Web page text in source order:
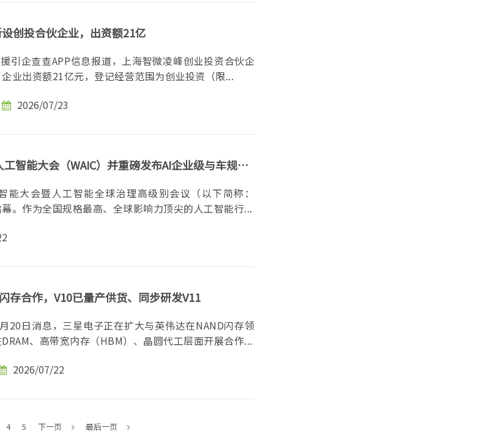
创投合伙企业，出资额21亿
引企查查APP信息报道，上海智微凌峰创业投资合伙企
业出资额21亿元，登记经营范围为创业投资（限...
2026/07/23
智能大会（WAIC）并重磅发布AI企业级与车规级
能大会暨人工智能全球治理高级别会议（以下简称：
。作为全国规格最高、全球影响力顶尖的人工智能行...
存合作，V10已量产供货、同步研发V11
20日消息，三星电子正在扩大与英伟达在NAND闪存领
、高带宽内存（HBM）、晶圆代工层面开展合作...
2026/07/22
4 5 下一页 最后一页